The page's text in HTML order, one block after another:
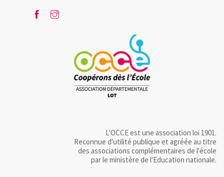
L'OCCE est une association loi 1901.
Reconnue d'utilité publique et agréée au titre
des associations complémentaires de l'école
par le ministère de l'Education nationale.